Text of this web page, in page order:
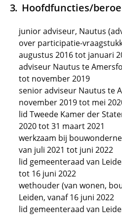
Hoofdfuncties/
junior adviseur, Nautus
over participatie-
augustus 2016 tot januari
adviseur Nautus te
tot november 2019
senior adviseur Nautus te
november 2019 tot mei
lid Tweede Kamer der
2020 tot 31 maart 2021
werkzaam bij
van juli 2021 tot juni 2022
lid gemeenteraad van
tot 16 juni 2022
wethouder (van wonen,
Leiden, vanaf 16 juni 2022
lid gemeenteraad van